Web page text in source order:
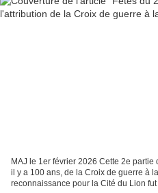
MAJ le 1er février 2026 Cette 2e partie
il y a 100 ans, de la Croix de guerre à
reconnaissance pour la Cité du Lion